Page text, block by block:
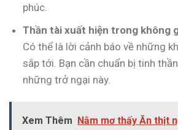
phúc.
Thần tài xuất hiện trong không
Có thể là lời cảnh báo về những
sắp tới. Bạn cần chuẩn bị tinh
những trở ngại này.
Xem Thêm Nằm mơ thấy Ăn thịt